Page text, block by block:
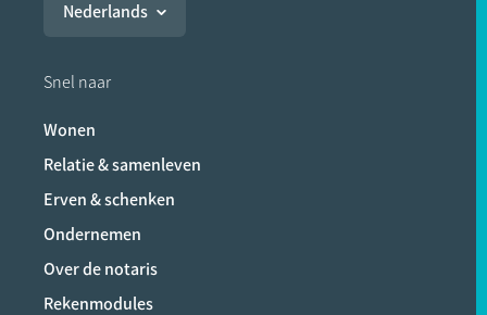
Nederlands
Snel naar
Wonen
Relatie & samenleven
Erven & schenken
Ondernemen
Over de notaris
Rekenmodules